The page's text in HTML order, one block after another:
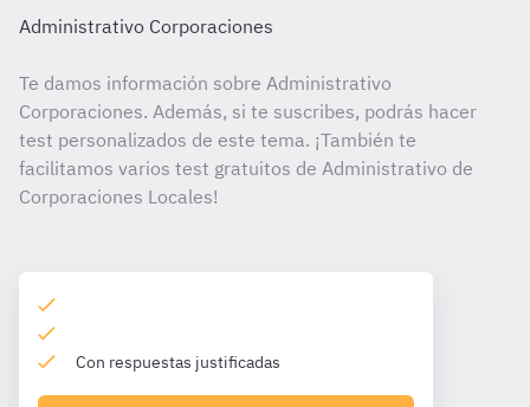
Administrativo Corporaciones
Te damos información sobre Administrativo
Corporaciones. Además, si te suscribes, podrás hacer
test personalizados de este tema. ¡También te
facilitamos varios test gratuitos de Administrativo de
Corporaciones Locales!
Con respuestas justificadas